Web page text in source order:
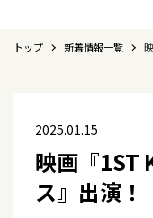
トップ 新着情報一覧
2025.01.15
映画『1ST
ス』出演！